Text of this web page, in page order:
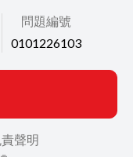
問題編號
0101226103
聲明